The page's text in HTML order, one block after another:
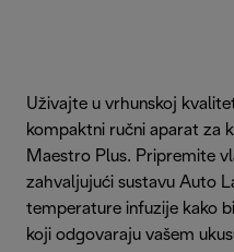
Uživajte u vrhunskoj
kompaktni ručni aparat za
Maestro Plus. Pripremite
zahvaljujući sustavu Auto
temperature infuzije kako
koji odgovaraju vašem